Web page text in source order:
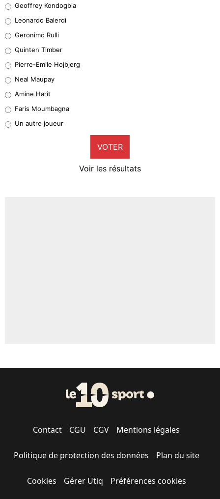
38%
32%
5%
1%
9%
Geoffrey Kondogbia
Leonardo Balerdi
Geronimo Rulli
Quinten Timber
Pierre-Emile Hojbjerg
Neal Maupay
Amine Harit
Faris Moumbagna
Un autre joueur
VOTER
Voir les résultats
Contact CGU CGV Mentions légales
Politique de protection des données Plan du site
Cookies Gérer Utiq Préférences cookies